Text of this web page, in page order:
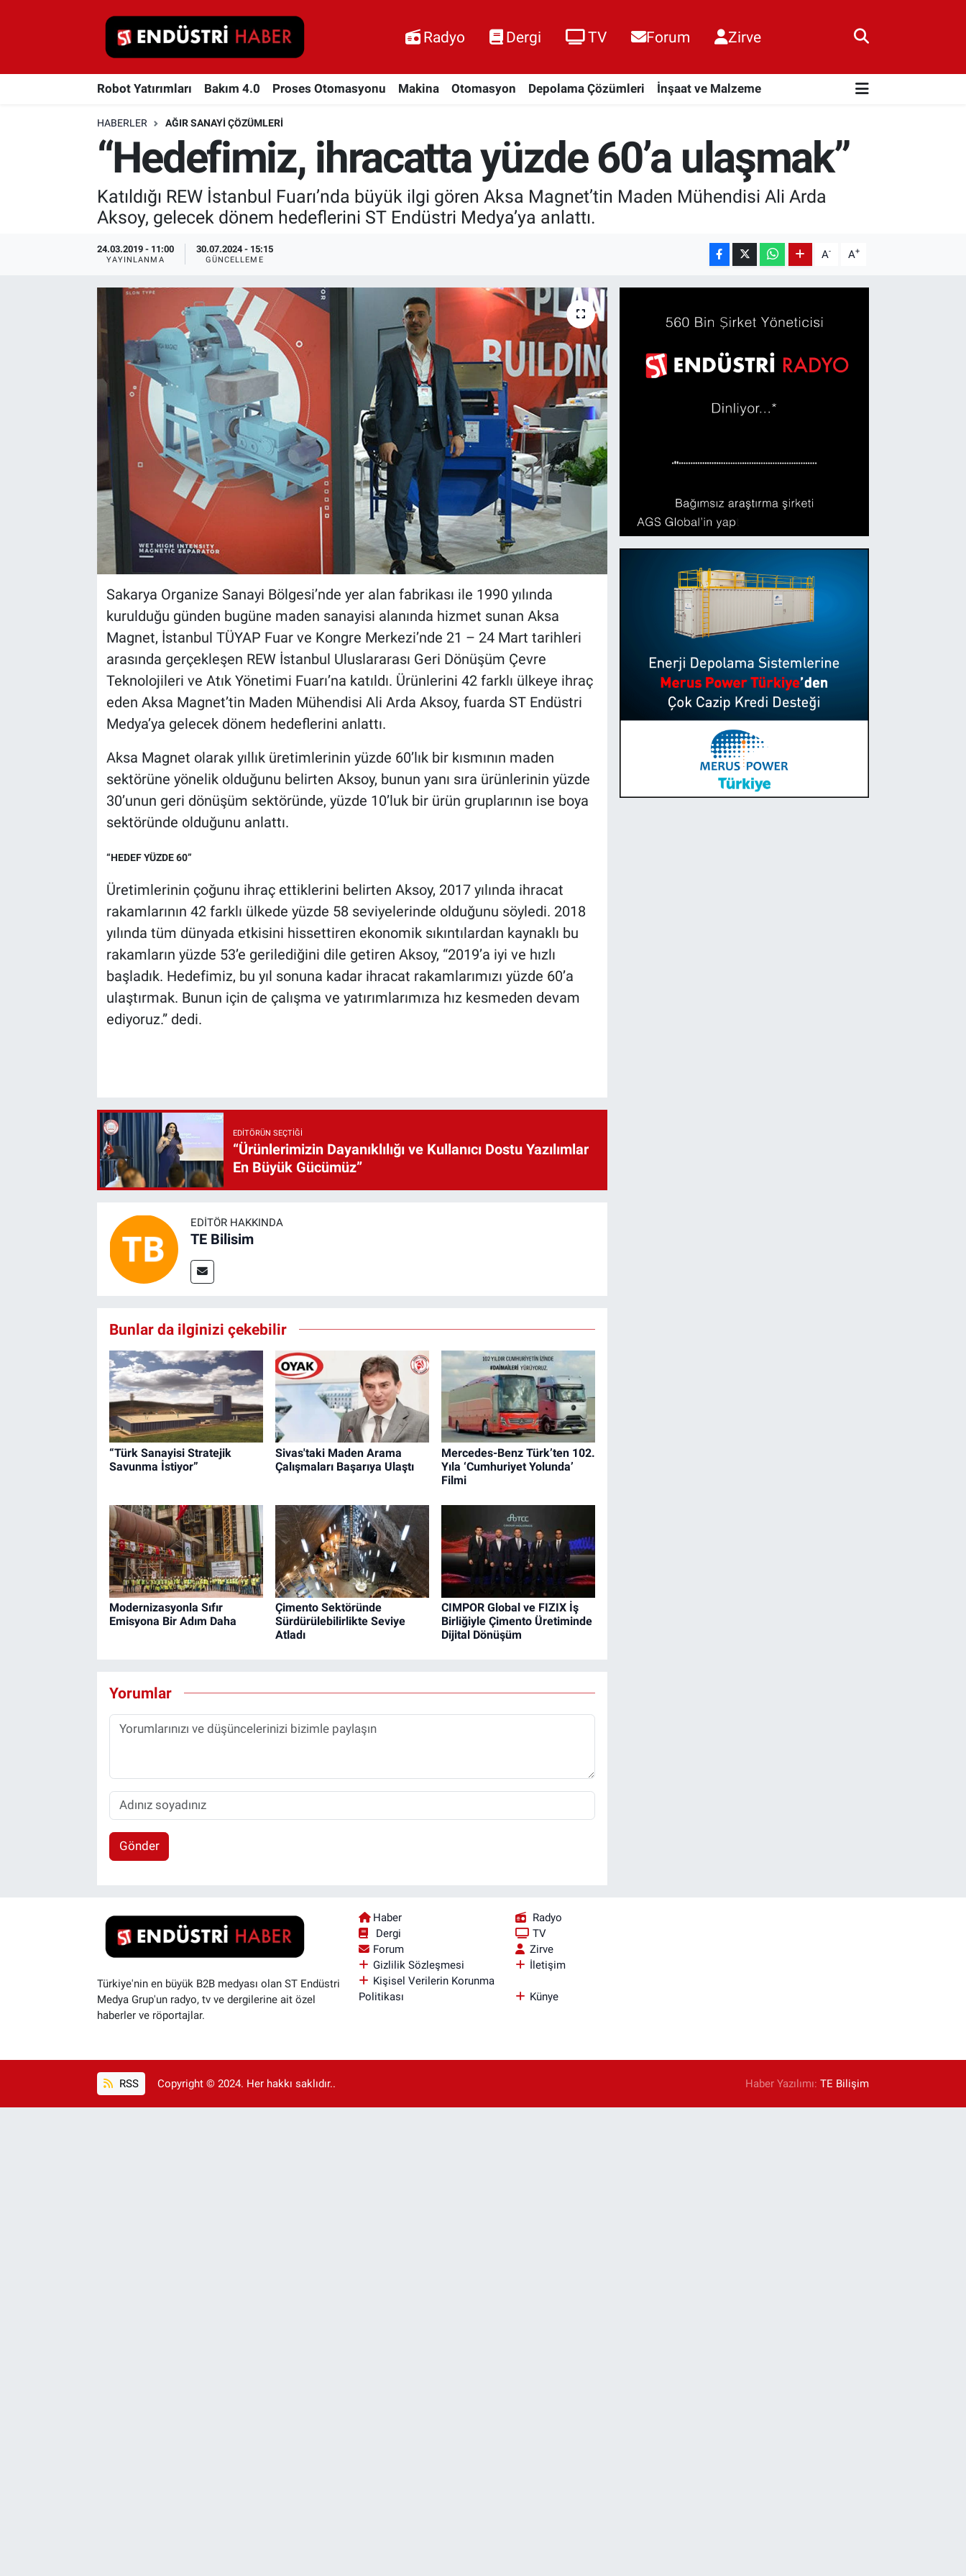
Radyo Dergi TV Forum Zirve
Robot Yatırımları Bakım 4.0 Proses Otomasyonu Makina Otomasyon Depolama Çözümleri İnşaat ve Malzeme
HABERLER AĞIR SANAYI ÇÖZÜMLERI
“Hedefimiz, ihracatta yüzde 60’a ulaşmak”
Katıldığı REW İstanbul Fuarı’nda büyük ilgi gören Aksa Magnet’tin Maden Mühendisi Ali Arda
Aksoy, gelecek dönem hedeflerini ST Endüstri Medya’ya anlattı.
24.03.2019 - 11:00
YAYINLANMA
30.07.2024 - 15:15
GÜNCELLEME A- A+
Sakarya Organize Sanayi Bölgesi’nde yer alan fabrikası ile 1990 yılında
kurulduğu günden bugüne maden sanayisi alanında hizmet sunan Aksa
Magnet, İstanbul TÜYAP Fuar ve Kongre Merkezi’nde 21 – 24 Mart tarihleri
arasında gerçekleşen REW İstanbul Uluslararası Geri Dönüşüm Çevre
Teknolojileri ve Atık Yönetimi Fuarı’na katıldı. Ürünlerini 42 farklı ülkeye ihraç
eden Aksa Magnet’tin Maden Mühendisi Ali Arda Aksoy, fuarda ST Endüstri
Medya’ya gelecek dönem hedeflerini anlattı.
Aksa Magnet olarak yıllık üretimlerinin yüzde 60’lık bir kısmının maden
sektörüne yönelik olduğunu belirten Aksoy, bunun yanı sıra ürünlerinin yüzde
30’unun geri dönüşüm sektöründe, yüzde 10’luk bir ürün gruplarının ise boya
sektöründe olduğunu anlattı.
“HEDEF YÜZDE 60”
Üretimlerinin çoğunu ihraç ettiklerini belirten Aksoy, 2017 yılında ihracat
rakamlarının 42 farklı ülkede yüzde 58 seviyelerinde olduğunu söyledi. 2018
yılında tüm dünyada etkisini hissettiren ekonomik sıkıntılardan kaynaklı bu
rakamların yüzde 53’e gerilediğini dile getiren Aksoy, “2019’a iyi ve hızlı
başladık. Hedefimiz, bu yıl sonuna kadar ihracat rakamlarımızı yüzde 60’a
ulaştırmak. Bunun için de çalışma ve yatırımlarımıza hız kesmeden devam
ediyoruz.” dedi.
EDITÖRÜN SEÇTIĞI
“Ürünlerimizin Dayanıklılığı ve Kullanıcı Dostu Yazılımlar
En Büyük Gücümüz”
EDITÖR HAKKINDA
TE Bilisim
Bunlar da ilginizi çekebilir
“Türk Sanayisi Stratejik
Savunma İstiyor”
Sivas'taki Maden Arama
Çalışmaları Başarıya Ulaştı
Mercedes-Benz Türk’ten 102.
Yıla ‘Cumhuriyet Yolunda’
Filmi
Modernizasyonla Sıfır
Emisyona Bir Adım Daha
Çimento Sektöründe
Sürdürülebilirlikte Seviye
Atladı
CIMPOR Global ve FIZIX İş
Birliğiyle Çimento Üretiminde
Dijital Dönüşüm
Yorumlar
Gönder
Türkiye'nin en büyük B2B medyası olan ST Endüstri
Medya Grup'un radyo, tv ve dergilerine ait özel
haberler ve röportajlar.
Haber
Radyo
Dergi
TV
Forum
Zirve
Gizlilik Sözleşmesi
İletişim
Kişisel Verilerin Korunma
Politikası
Künye
RSS Copyright © 2024. Her hakkı saklıdır.. Haber Yazılımı:TE Bilişim
Robot Yatırımları
Proses Otomasyonu
Otomasyon
Enerjisini Üreten Fabrikalar
Endüstri 4.0 Uygulamaları
Ağır Sanayi Çözümleri